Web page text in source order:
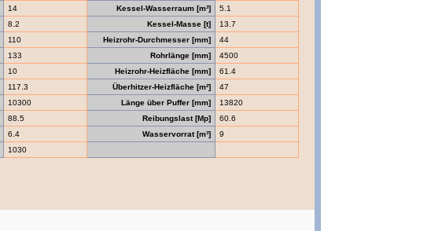
14 Kessel-Wasserraum [m³]
5.1
8.2 Kessel-Masse [t]
13.7
110 Heizrohr-Durchmesser [mm]
44
133 Rohrlänge [mm]
4500
10 Heizrohr-Heizfläche [mm]
61.4
117.3 Überhitzer-Heizfläche [m²]
47
10300 Länge über Puffer [mm]
13820
88.5 Reibungslast [Mp]
60.6
6.4 Wasservorrat [m³]
9
1030